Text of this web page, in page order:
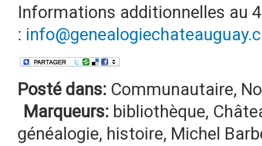
Informations additionnelles au
:
Posté dans: Communautaire,
Marqueurs: bibliothèque,
généalogie, histoire, Michel